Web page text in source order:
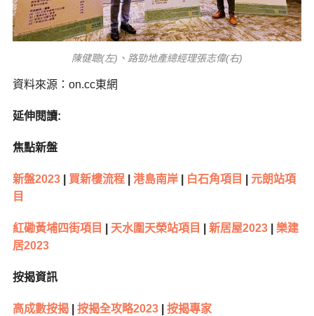
陳健聰(左)、路勁地產總經理張志偉(右)
資料來源：on.cc東網
延伸閱讀:
焦點新盤
新盤2023| 買新樓流程| 港島南岸| 白石角項目
元朗站項
目
紅磡黃埔四街項目 天水圍天榮站項目 新居屋2023|
樂建
居2023
按揭資訊
高成數按揭| 按揭全攻略2023| 按揭專家